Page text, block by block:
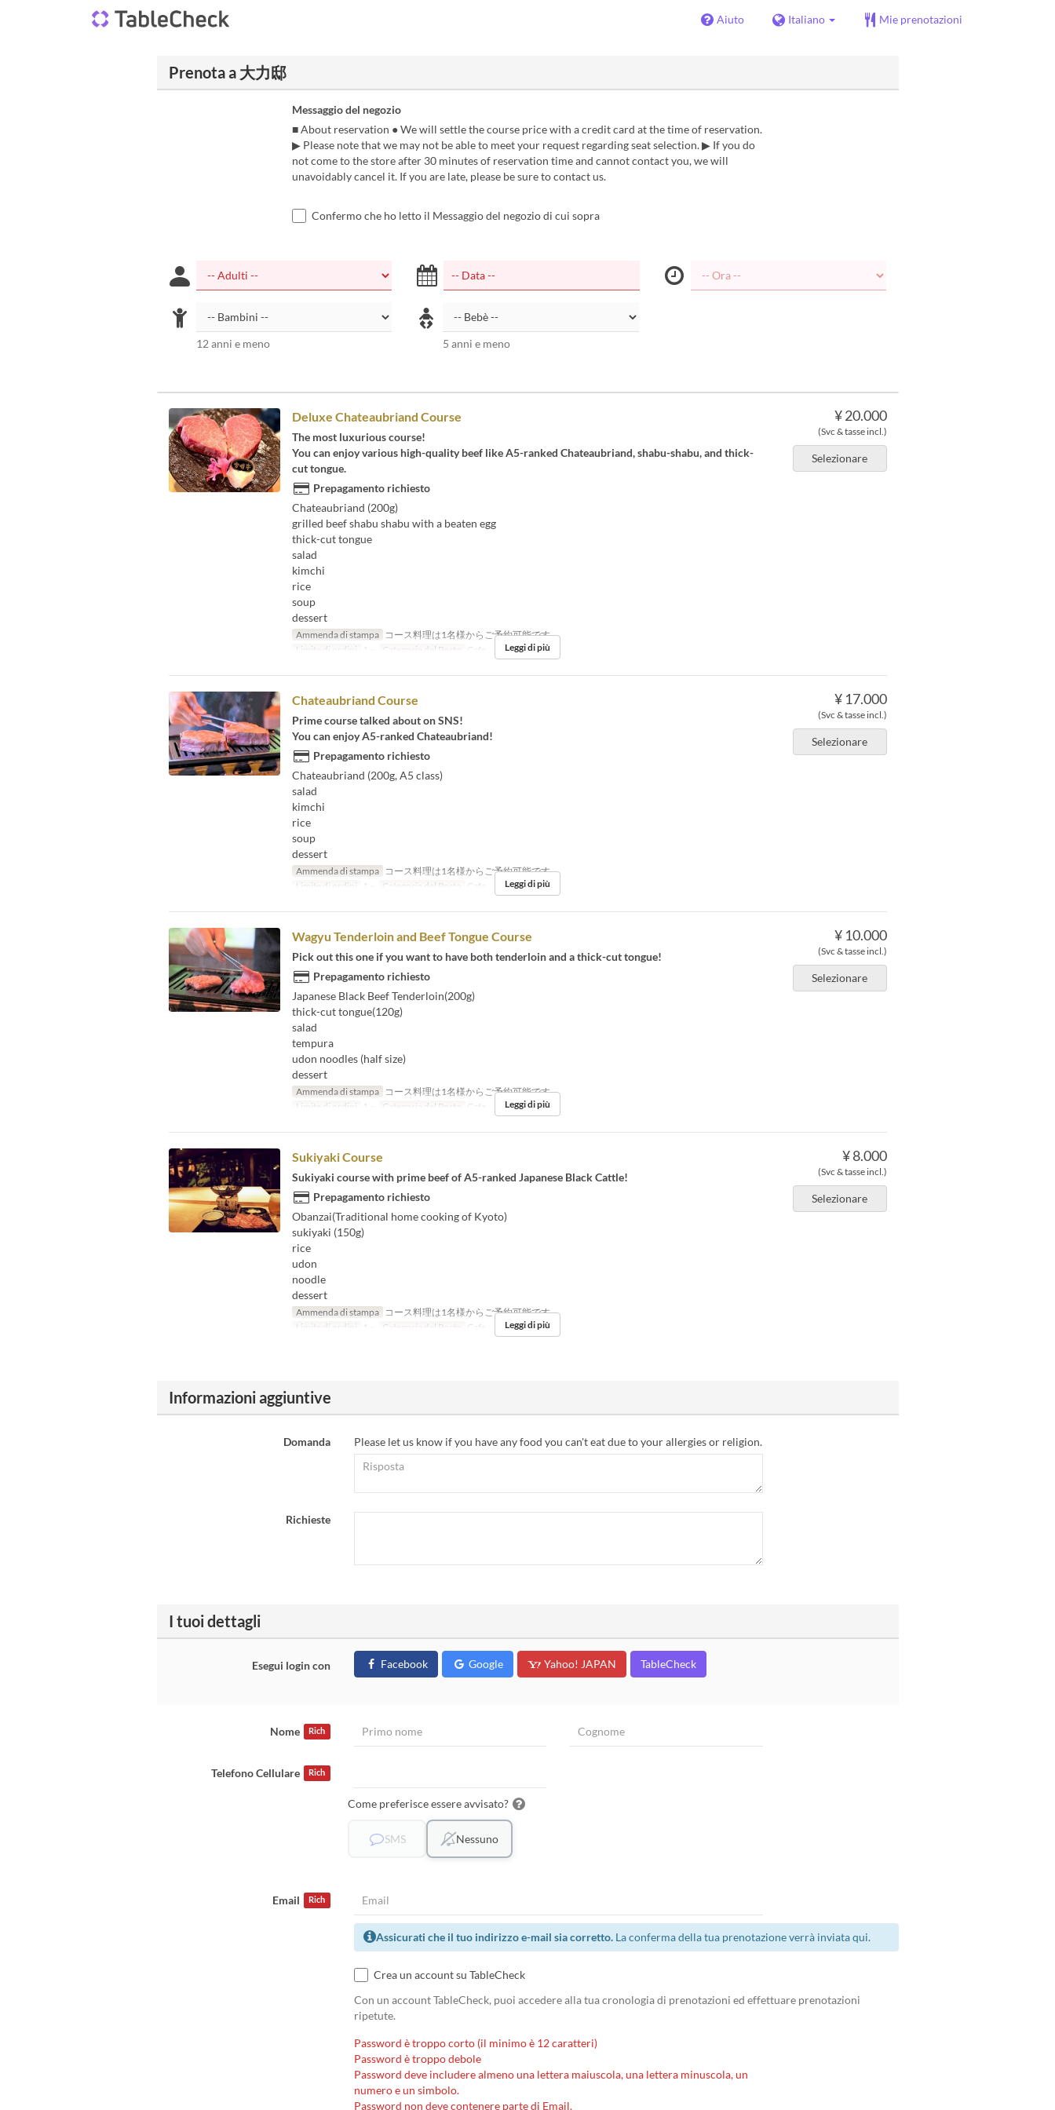
Aiuto Italiano Mie prenotazioni
Prenota a 大力邸
Messaggio del negozio
■ About reservation ● We will settle the course price with a credit card at the time of reservation.
▶ Please note that we may not be able to meet your request regarding seat selection. ▶ If you do
not come to the store after 30 minutes of reservation time and cannot contact you, we will
unavoidably cancel it. If you are late, please be sure to contact us.
Confermo che ho letto il Messaggio del negozio di cui sopra
12 anni e meno 5 anni e meno
¥ 20.000
(Svc & tasse incl.)
Selezionare
Deluxe Chateaubriand Course
The most luxurious course!
You can enjoy various high-quality beef like A5-ranked Chateaubriand, shabu-shabu, and thick-
cut tongue.
Prepagamento richiesto
Chateaubriand (200g)
grilled beef shabu shabu with a beaten egg
thick-cut tongue
salad
kimchi
rice
soup
dessert
Ammenda di stampa
コース料理は1名様からご予約可能です
Limite di ordini
1 ~ Categoria del Posto Cafe Leggi di più
¥ 17.000
(Svc & tasse incl.)
Selezionare
Chateaubriand Course
Prime course talked about on SNS!
You can enjoy A5-ranked Chateaubriand!
Prepagamento richiesto
Chateaubriand (200g, A5 class)
salad
kimchi
rice
soup
dessert
Ammenda di stampa
コース料理は1名様からご予約可能です
Limite di ordini
1 ~ Categoria del Posto Cafe Leggi di più
¥ 10.000
(Svc & tasse incl.)
Selezionare
Wagyu Tenderloin and Beef Tongue Course
Pick out this one if you want to have both tenderloin and a thick-cut tongue!
Prepagamento richiesto
Japanese Black Beef Tenderloin(200g)
thick-cut tongue(120g)
salad
tempura
udon noodles (half size)
dessert
Ammenda di stampa
コース料理は1名様からご予約可能です
Limite di ordini
1 ~ Categoria del Posto Cafe Leggi di più
¥ 8.000
(Svc & tasse incl.)
Selezionare
Sukiyaki Course
Sukiyaki course with prime beef of A5-ranked Japanese Black Cattle!
Prepagamento richiesto
Obanzai(Traditional home cooking of Kyoto)
sukiyaki (150g)
rice
udon
noodle
dessert
Ammenda di stampa
コース料理は1名様からご予約可能です
Limite di ordini
1 ~ Categoria del Posto Cafe Leggi di più
Informazioni aggiuntive
Domanda Please let us know if you have any food you can't eat due to your allergies or religion.
Richieste
I tuoi dettagli
Esegui login con Facebook Google Yahoo! JAPAN TableCheck
Nome Rich
Telefono Cellulare Rich
Come preferisce essere avvisato?
SMS Nessuno
Email Rich
Assicurati che il tuo indirizzo e-mail sia corretto.La conferma della tua prenotazione verrà inviata qui.
Crea un account su TableCheck
Con un account TableCheck, puoi accedere alla tua cronologia di prenotazioni ed effettuare prenotazioni
ripetute.
Password è troppo corto (il minimo è 12 caratteri)
Password è troppo debole
Password deve includere almeno una lettera maiuscola, una lettera minuscola, un
numero e un simbolo.
Password non deve contenere parte di Email.